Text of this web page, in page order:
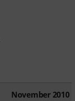
November 2010